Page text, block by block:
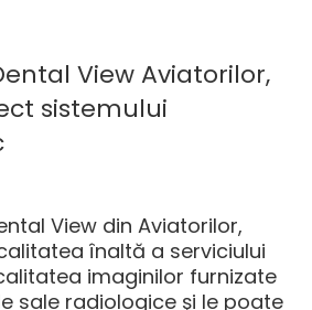
View Aviatorilor,
sistemului
View din Aviatorilor,
înaltă a serviciului
imaginilor furnizate
sale radiologice şi le poate